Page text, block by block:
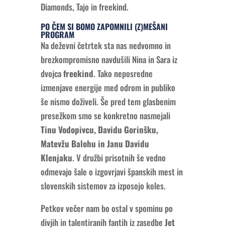
Diamonds, Tajo in freekind.
PO ČEM SI BOMO ZAPOMNILI (Z)MEŠANI
PROGRAM
Na deževni četrtek sta nas nedvomno in
brezkompromisno navdušili Nina in Sara iz
dvojcafreekind. Tako neposredne
izmenjave energije med odrom in publiko
še nismo doživeli. Še pred tem glasbenim
presežkom smo se konkretno nasmejali
Tinu Vodopivcu, Davidu Gorinšku,
Matevžu Balohu in Janu Davidu
Klenjaku. V družbi prisotnih še vedno
odmevajo šale o izgovrjavi španskih mest in
slovenskih sistemov za izposojo koles.
Petkov večer nam bo ostal v spominu po
divjih in talentiranih fantih iz zasedbe Jet